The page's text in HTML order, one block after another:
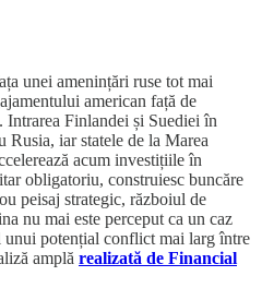
unei amenințări ruse tot mai
american față de
Intrarea Finlandei și Suediei în
iar statele de la Marea
acum investițiile în
obligatoriu, construiesc buncăre
peisaj strategic, războiul de
nu mai este perceput ca un caz
potențial conflict mai larg între
amplă realizată de Financial